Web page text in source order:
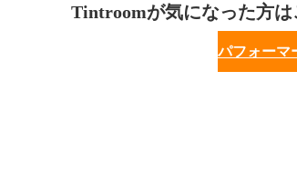
Tintroomが気になった方は
パフォーマ